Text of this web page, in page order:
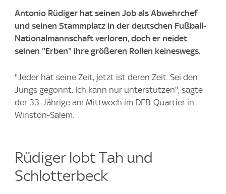
Antonio Rüdiger hat seinen Job als Abwehrchef
und seinen Stammplatz in der deutschen Fußball-
Nationalmannschaft verloren, doch er neidet
seinen "Erben" ihre größeren Rollen keineswegs.
"Jeder hat seine Zeit, jetzt ist deren Zeit. Sei den
Jungs gegönnt. Ich kann nur unterstützen", sagte
der 33-Jährige am Mittwoch im DFB-Quartier in
Winston-Salem.
Rüdiger lobt Tah und
Schlotterbeck